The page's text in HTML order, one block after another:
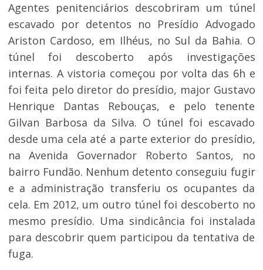
Agentes penitenciários descobriram um túnel
escavado por detentos no Presídio Advogado
Ariston Cardoso, em Ilhéus, no Sul da Bahia. O
túnel foi descoberto após investigações
internas. A vistoria começou por volta das 6h e
foi feita pelo diretor do presídio, major Gustavo
Henrique Dantas Rebouças, e pelo tenente
Gilvan Barbosa da Silva. O túnel foi escavado
desde uma cela até a parte exterior do presídio,
na Avenida Governador Roberto Santos, no
bairro Fundão. Nenhum detento conseguiu fugir
e a administração transferiu os ocupantes da
cela. Em 2012, um outro túnel foi descoberto no
mesmo presídio. Uma sindicância foi instalada
para descobrir quem participou da tentativa de
fuga.